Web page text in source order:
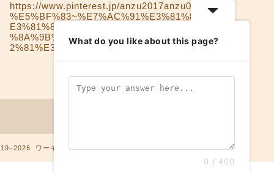
https://www.pinterest.jp/anzu2017anzu0160/
%E5%BF%83~%E7%AC%91%E3%81%84%
E3%81%8C%E5%85%8D%E7%96%AB%E5
%8A%9B%E3%82%92%E9%AB%98%E3%8
2%81%E3%82%8B-humor-make-ouer/
ワーキングマザー限界？疲れた自分を幸せにする方法
What do you like about this page?
0 / 400